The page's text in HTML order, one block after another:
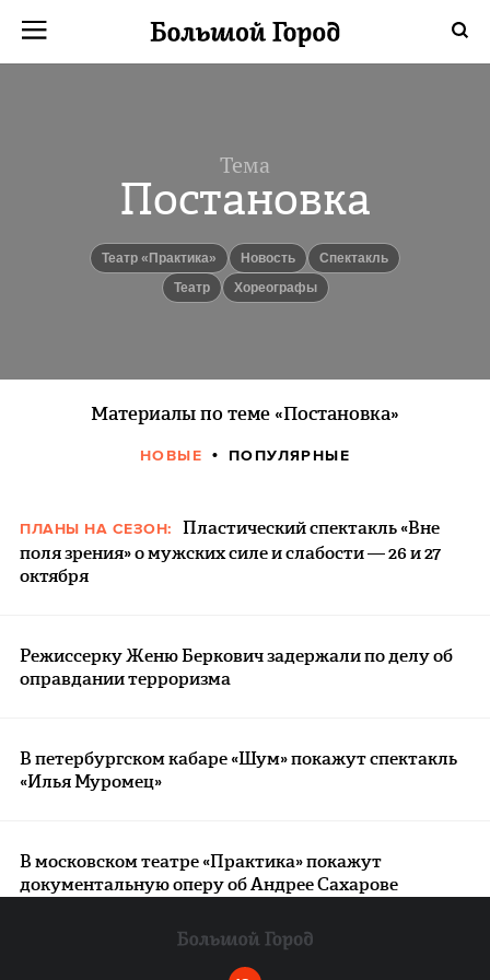
Тема
Постановка
Театр «Практика» Новость
Спектакль
Театр
хореографы
Материалы по теме «Постановка»
НОВЫЕ ПОПУЛЯРНЫЕ
ПЛАНЫ НА СЕЗОН:
Пластический спектакль «Вне
поля зрения» о мужских силе и слабости — 26 и 27
октября
Режиссерку Женю Беркович задержали по делу об
оправдании терроризма
В петербургском кабаре «Шум» покажут спектакль
«Илья Муромец»
В московском театре «Практика» покажут
документальную оперу об Андрее Сахарове